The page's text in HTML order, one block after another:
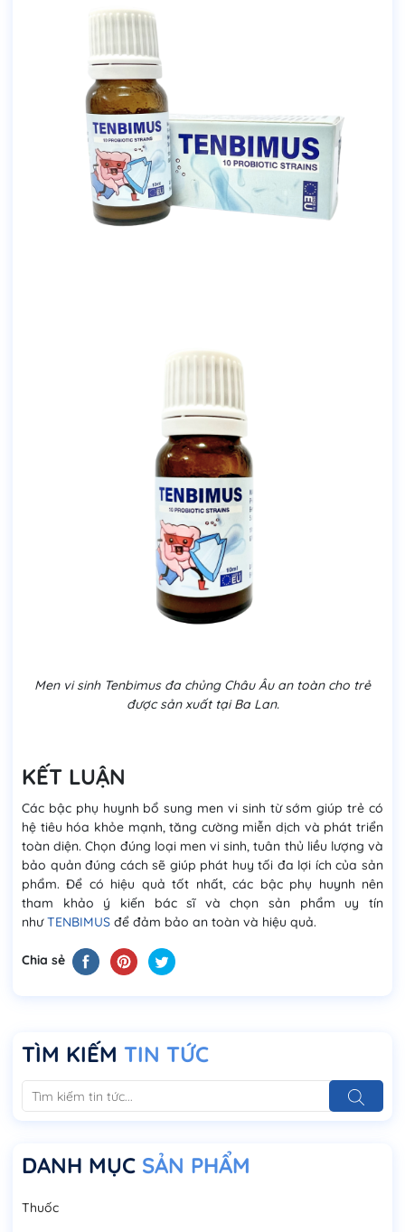
Men vi sinh Tenbimus đa chủng Châu Âu an toàn cho trẻ
được sản xuất tại Ba Lan.
KẾT LUẬN
Các bậc phụ huynh bổ sung men vi sinh từ sớm giúp trẻ có
hệ tiêu hóa khỏe mạnh, tăng cường miễn dịch và phát triển
toàn diện. Chọn đúng loại men vi sinh, tuân thủ liều lượng và
bảo quản đúng cách sẽ giúp phát huy tối đa lợi ích của sản
phẩm. Để có hiệu quả tốt nhất, các bậc phụ huynh nên
tham khảo ý kiến bác sĩ và chọn sản phẩm uy tín
nhưTENBIMUS để đảm bảo an toàn và hiệu quả.
Chia sẻ
TÌM KIẾM TIN TỨC
DANH MỤC SẢN PHẨM
Thuốc